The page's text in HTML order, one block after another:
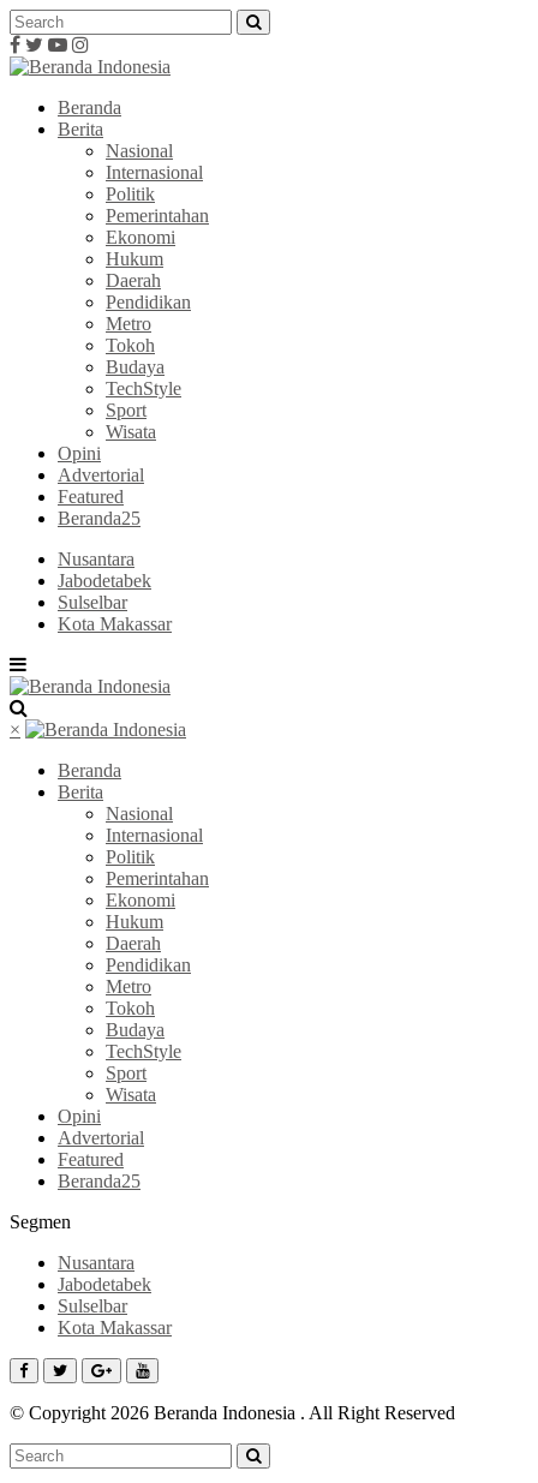
Beranda
Berita
Nasional
Internasional
Politik
Pemerintahan
Ekonomi
Hukum
Daerah
Pendidikan
Metro
Tokoh
Budaya
TechStyle
Sport
Wisata
Opini
Advertorial
Featured
Beranda25
Nusantara
Jabodetabek
Sulselbar
Kota Makassar
×
Beranda
Berita
Nasional
Internasional
Politik
Pemerintahan
Ekonomi
Hukum
Daerah
Pendidikan
Metro
Tokoh
Budaya
TechStyle
Sport
Wisata
Opini
Advertorial
Featured
Beranda25
Segmen
Nusantara
Jabodetabek
Sulselbar
Kota Makassar
© Copyright 2026 Beranda Indonesia . All Right Reserved